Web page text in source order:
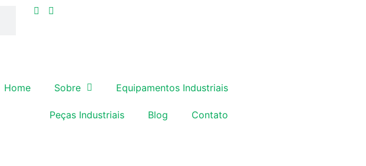
Home Sobre Equipamentos Industriais
Peças Industriais Blog Contato